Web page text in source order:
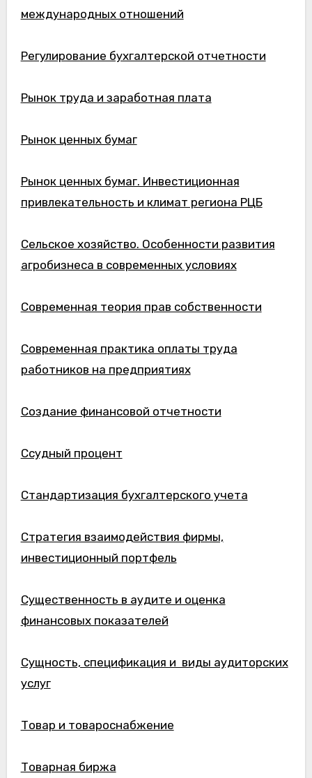
международных отношений
Регулирование бухгалтерской отчетности
Рынок труда и заработная плата
Рынок ценных бумаг
Рынок ценных бумаг. Инвестиционная
привлекательность и климат региона РЦБ
Сельское хозяйство. Особенности развития
агробизнеса в современных условиях
Современная теория прав собственности
Современная практика оплаты труда
работников на предприятиях
Создание финансовой отчетности
Ссудный процент
Стандартизация бухгалтерского учета
Стратегия взаимодействия фирмы,
инвестиционный портфель
Существенность в аудите и оценка
финансовых показателей
Сущность, спецификация и виды аудиторских
услуг
Товар и товароснабжение
Товарная биржа